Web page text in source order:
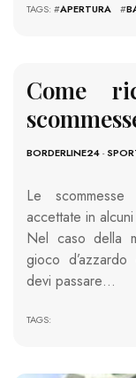
TAGS: #APERTURA #
Come
BORDERLINE24-
Le
accettate in
Nel caso della
gioco
devi passare…
TAGS: